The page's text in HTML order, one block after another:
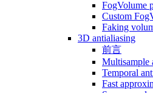
FogVolume
Custom
Faking
3D antialiasing
前言
Multisample
Temporal
Fast